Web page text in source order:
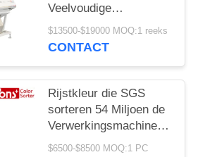
Veelvoudige
Sorteermachine van de
de Bonenkleur
$13500-$19000 MOQ:1 reeks
CONTACT
Rijstkleur die SGS
sorteren 54 Miljoen de
Verwerkingsmachine
van de Pixelseparator
$6500-$8500 MOQ:1 PC